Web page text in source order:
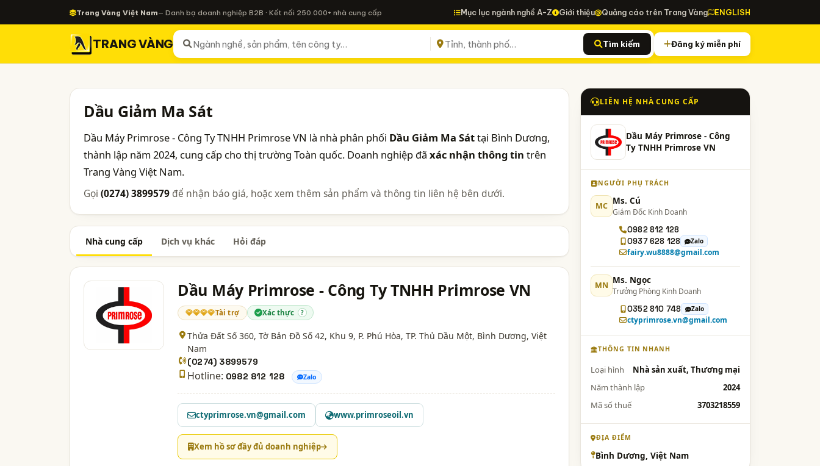
Trang Vàng Việt Nam— Danh bạ doanh nghiệp B2B · Kết nối 250.000+ nhà cung cấp Mục lục ngành nghề A-Z Giới thiệu Quảng cáo trên Trang Vàng ENGLISH
TRANG VÀNG Tìm kiếm Đăng ký miễn phí
Dầu Giảm Ma Sát
Dầu Máy Primrose - Công Ty TNHH Primrose VN là nhà phân phối Dầu Giảm Ma Sáttại Bình Dương,
thành lập năm 2024, cung cấp cho thị trường Toàn quốc. Doanh nghiệp đã xác nhận thông tin trên
Trang Vàng Việt Nam.
Gọi (0274) 3899579 để nhận báo giá, hoặc xem thêm sản phẩm và thông tin liên hệ bên dưới.
Nhà cung cấp Dịch vụ khác Hỏi đáp
Dầu Máy Primrose - Công Ty TNHH Primrose VN
Tài trợ Xác thực ?
Thửa Đất Số 360, Tờ Bản Đồ Số 42, Khu 9, P. Phú Hòa, TP. Thủ Dầu Một, Bình Dương, Việt
Nam
(0274) 3899579
Hotline: 0982 812 128 Zalo
ctyprimrose.vn@gmail.com www.primroseoil.vn
Xem hồ sơ đầy đủ doanh nghiệp
LIÊN HỆ NHÀ CUNG CẤP
Dầu Máy Primrose - Công
Ty TNHH Primrose VN
NGƯỜI PHỤ TRÁCH
MC Ms. Cú
Giám Đốc Kinh Doanh
0982 812 128
0937 628 128
Zalo
fairy.wu8888@gmail.com
MN Ms. Ngọc
Trưởng Phòng Kinh Doanh
0352 810 748
Zalo
ctyprimrose.vn@gmail.com
THÔNG TIN NHANH
Loại hình
Nhà sản xuất, Thương mại
Năm thành lập
2024
Mã số thuế
3703218559
ĐỊA ĐIỂM
Bình Dương, Việt Nam